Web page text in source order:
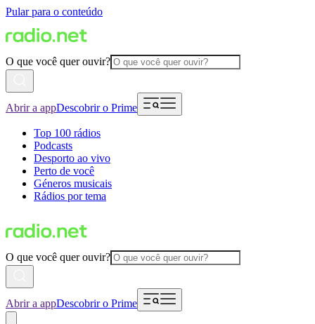
Pular para o conteúdo
O que você quer ouvir?
Abrir a appDescobrir o Prime
Top 100 rádios
Podcasts
Desporto ao vivo
Perto de você
Géneros musicais
Rádios por tema
O que você quer ouvir?
Abrir a appDescobrir o Prime